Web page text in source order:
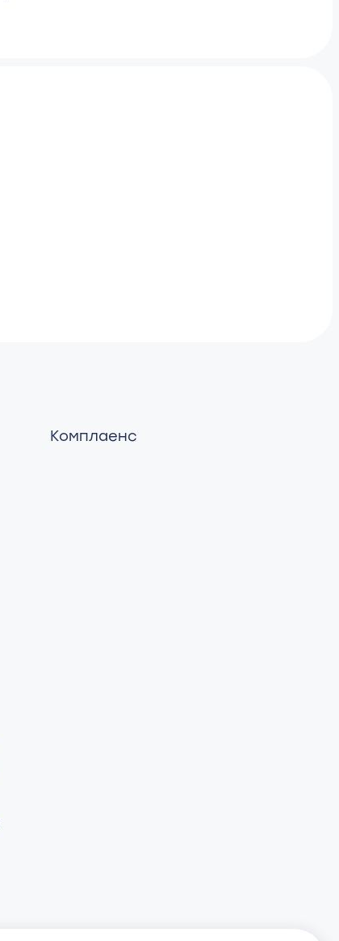
Комплаенс